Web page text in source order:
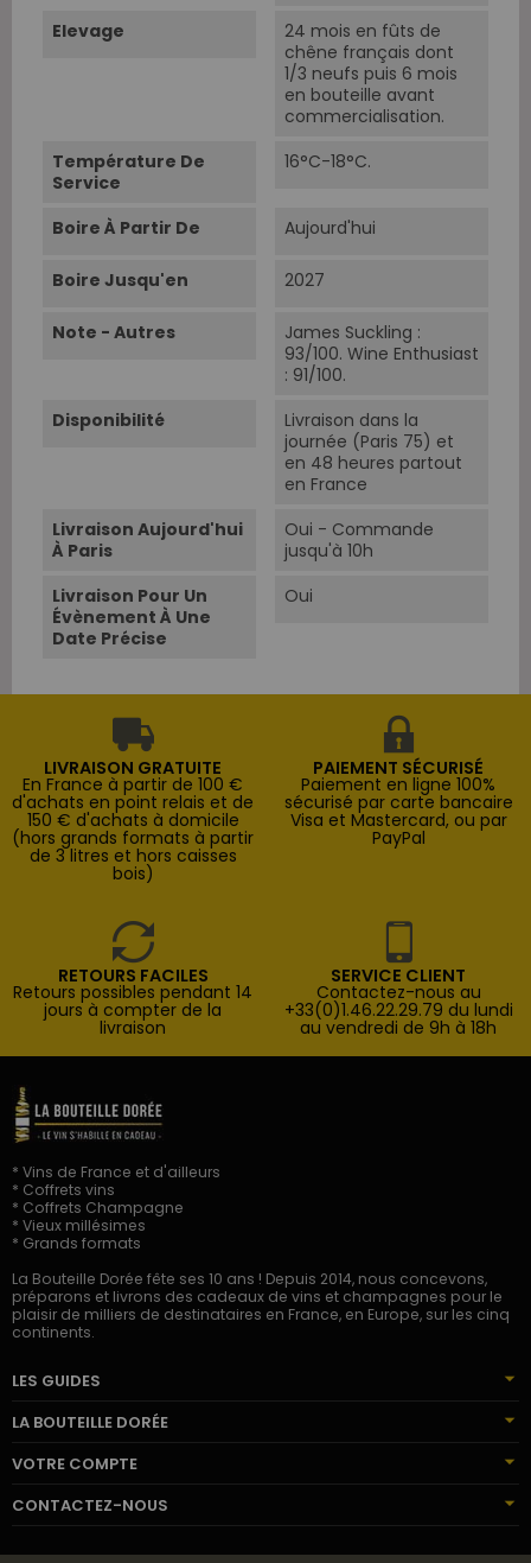
Elevage
24 mois en fûts de
chêne français dont
1/3 neufs puis 6 mois
en bouteille avant
commercialisation.
Température De
Service
16°C-18°C.
Boire À Partir De Aujourd'hui
Boire Jusqu'en 2027
Note - Autres
James Suckling :
93/100. Wine Enthusiast
: 91/100.
Disponibilité
Livraison dans la
journée (Paris 75) et
en 48 heures partout
en France
Livraison Aujourd'hui
À Paris
Oui - Commande
jusqu'à 10h
Livraison Pour Un
Évènement À Une
Date Précise
Oui
LIVRAISON GRATUITE
En France à partir de 100 €
d'achats en point relais et de
150 € d'achats à domicile
(hors grands formats à partir
de 3 litres et hors caisses
bois)
PAIEMENT SÉCURISÉ
Paiement en ligne 100%
sécurisé par carte bancaire
Visa et Mastercard, ou par
PayPal
RETOURS FACILES
Retours possibles pendant 14
jours à compter de la
livraison
SERVICE CLIENT
Contactez-nous au
+33(0)1.46.22.29.79 du lundi
au vendredi de 9h à 18h
* Vins de France et d'ailleurs
* Coffrets vins
* Coffrets Champagne
* Vieux millésimes
* Grands formats
La Bouteille Dorée fête ses 10 ans ! Depuis 2014, nous concevons,
préparons et livrons des cadeaux de vins et champagnes pour le
plaisir de milliers de destinataires en France, en Europe, sur les cinq
continents.
LES GUIDES
LA BOUTEILLE DORÉE
VOTRE COMPTE
CONTACTEZ-NOUS